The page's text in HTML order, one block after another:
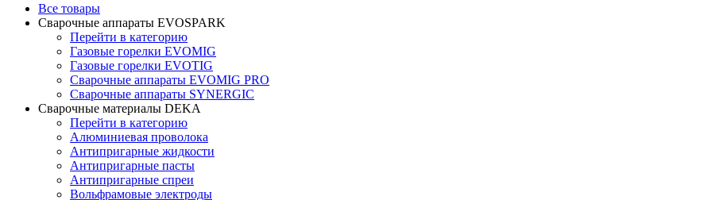
Все товары
Сварочные аппараты EVOSPARK
Перейти в категорию
Газовые горелки EVOMIG
Газовые горелки EVOTIG
Сварочные аппараты EVOMIG PRO
Сварочные аппараты SYNERGIC
Сварочные материалы DEKA
Перейти в категорию
Алюминиевая проволока
Антипригарные жидкости
Антипригарные пасты
Антипригарные спреи
Вольфрамовые электроды